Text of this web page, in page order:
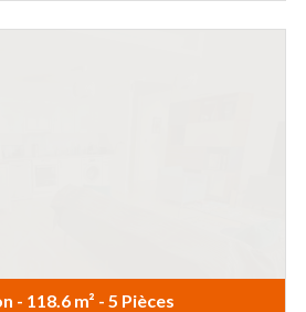
- 118.6 m² - 5 Pièces